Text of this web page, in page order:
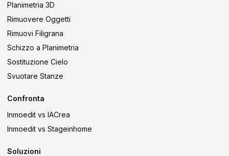
Planimetria 3D
Rimuovere Oggetti
Rimuovi Filigrana
Schizzo a Planimetria
Sostituzione Cielo
Svuotare Stanze
Confronta
Inmoedit vs IACrea
Inmoedit vs Stageinhome
Soluzioni